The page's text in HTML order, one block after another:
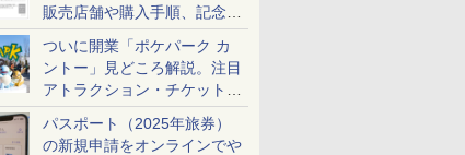
販売店舗や購入手順、記念チ
ケットも解説
ついに開業「ポケパーク カ
ントー」見どころ解説。注目
アトラクション・チケット手
配・来場前に必要な準備は？
パスポート（2025年旅券）
の新規申請をオンラインでや